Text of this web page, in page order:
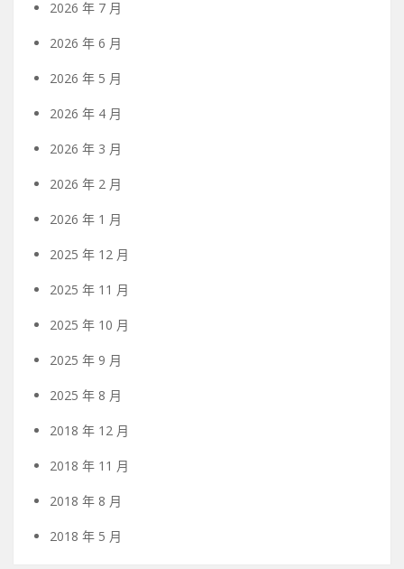
2026 年 7 月
2026 年 6 月
2026 年 5 月
2026 年 4 月
2026 年 3 月
2026 年 2 月
2026 年 1 月
2025 年 12 月
2025 年 11 月
2025 年 10 月
2025 年 9 月
2025 年 8 月
2018 年 12 月
2018 年 11 月
2018 年 8 月
2018 年 5 月